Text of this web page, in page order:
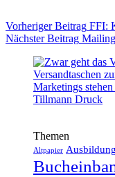
VorherigerBeitrag FFI:
NächsterBeitrag
Themen
Altpapier Ausbildung